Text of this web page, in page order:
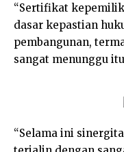
“Sertifikat
dasar kepastian
pembangunan,
sangat menunggu
“Selama ini